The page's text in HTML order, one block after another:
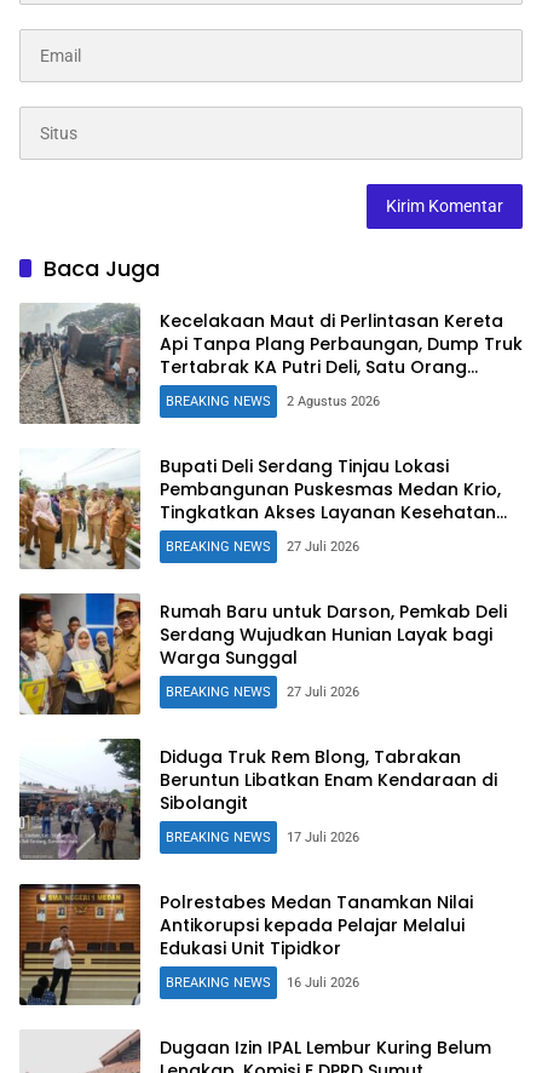
Baca Juga
Kecelakaan Maut di Perlintasan Kereta
Api Tanpa Plang Perbaungan, Dump Truk
Tertabrak KA Putri Deli, Satu Orang
Tewas
BREAKING NEWS 2 Agustus 2026
Bupati Deli Serdang Tinjau Lokasi
Pembangunan Puskesmas Medan Krio,
Tingkatkan Akses Layanan Kesehatan
Warga
BREAKING NEWS 27 Juli 2026
Rumah Baru untuk Darson, Pemkab Deli
Serdang Wujudkan Hunian Layak bagi
Warga Sunggal
BREAKING NEWS 27 Juli 2026
Diduga Truk Rem Blong, Tabrakan
Beruntun Libatkan Enam Kendaraan di
Sibolangit
BREAKING NEWS 17 Juli 2026
Polrestabes Medan Tanamkan Nilai
Antikorupsi kepada Pelajar Melalui
Edukasi Unit Tipidkor
BREAKING NEWS 16 Juli 2026
Dugaan Izin IPAL Lembur Kuring Belum